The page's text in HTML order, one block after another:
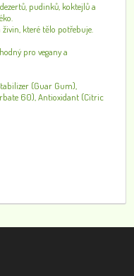
pudinků, koktejlů a
které tělo potřebuje.
pro vegany a
(Guar Gum),
60), Antioxidant (Citric